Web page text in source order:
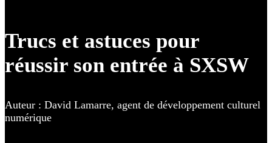
Trucs et astuces pour
réussir son entrée à SXSW
Auteur : David Lamarre, agent de développement culturel
numérique